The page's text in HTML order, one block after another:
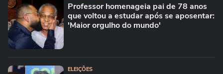
Professor homenageia pai de 78 anos
que voltou a estudar após se aposentar:
'Maior orgulho do mundo'
ELEIÇÕES